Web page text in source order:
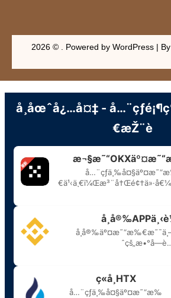
2026 © . Powered by WordPress | By